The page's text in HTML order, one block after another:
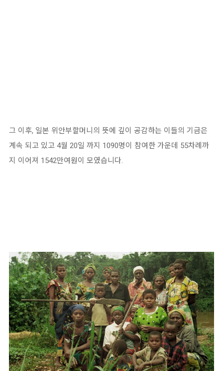
그 이후, 일본 위안부할머니의 뜻에 깊이 공감하는 이들의 기금은
계속 되고 있고 4월 20일 까지 1090명이 참여한 가운데 55차례까
지 이어져 1542만여원이 모였습니다.